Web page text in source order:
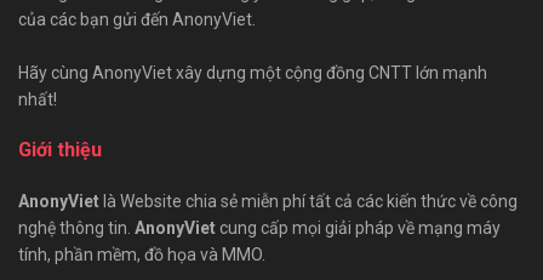
của các bạn gửi đến AnonyViet.
Hãy cùng AnonyViet xây dựng một cộng đồng CNTT lớn mạnh
nhất!
Giới thiệu
AnonyViet là Website chia sẻ miễn phí tất cả các kiến thức về công
nghệ thông tin. AnonyViet cung cấp mọi giải pháp về mạng máy
tính, phần mềm, đồ họa và MMO.